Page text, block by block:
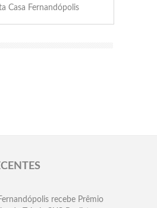
Casa Fernandópolis
recebe Prêmio